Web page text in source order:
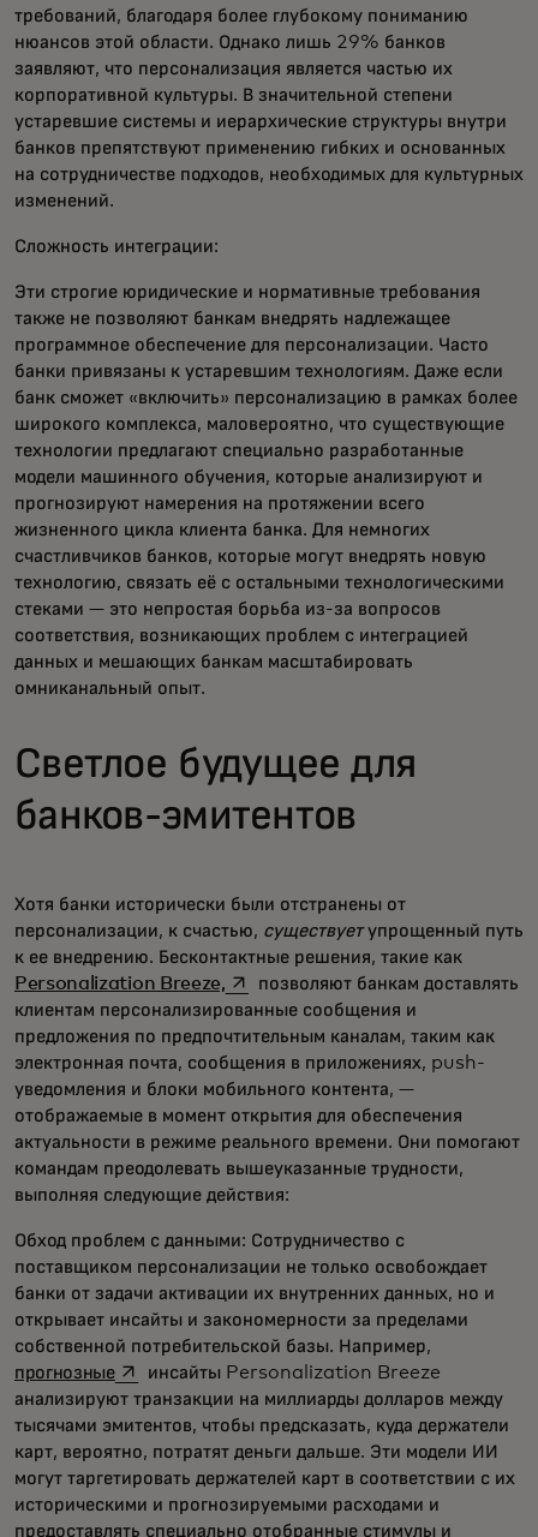
требований, благодаря более глубокому пониманию
нюансов этой области. Однако лишь 29% банков
заявляют, что персонализация является частью их
корпоративной культуры. В значительной степени
устаревшие системы и иерархические структуры внутри
банков препятствуют применению гибких и основанных
на сотрудничестве подходов, необходимых для культурных
изменений.
Сложность интеграции:
Эти строгие юридические и нормативные требования
также не позволяют банкам внедрять надлежащее
программное обеспечение для персонализации. Часто
банки привязаны к устаревшим технологиям. Даже если
банк сможет «включить» персонализацию в рамках более
широкого комплекса, маловероятно, что существующие
технологии предлагают специально разработанные
модели машинного обучения, которые анализируют и
прогнозируют намерения на протяжении всего
жизненного цикла клиента банка. Для немногих
счастливчиков банков, которые могут внедрять новую
технологию, связать её с остальными технологическими
стеками — это непростая борьба из-за вопросов
соответствия, возникающих проблем с интеграцией
данных и мешающих банкам масштабировать
омниканальный опыт.
Светлое будущее для
банков-эмитентов
Хотя банки исторически были отстранены от
персонализации, к счастью, существуетупрощенный путь
к ее внедрению. Бесконтактные решения, такие как
Personalization Breeze, opens in a new tab
позволяют банкам доставлять
клиентам персонализированные сообщения и
предложения по предпочтительным каналам, таким как
электронная почта, сообщения в приложениях, push-
уведомления и блоки мобильного контента, —
отображаемые в момент открытия для обеспечения
актуальности в режиме реального времени. Они помогают
командам преодолевать вышеуказанные трудности,
выполняя следующие действия:
Обход проблем с данными: Сотрудничество с
поставщиком персонализации не только освобождает
банки от задачи активации их внутренних данных, но и
открывает инсайты и закономерности за пределами
собственной потребительской базы. Например,
прогнозныеopens in a new tab
инсайты Personalization Breeze
анализируют транзакции на миллиарды долларов между
тысячами эмитентов, чтобы предсказать, куда держатели
карт, вероятно, потратят деньги дальше. Эти модели ИИ
могут таргетировать держателей карт в соответствии с их
историческими и прогнозируемыми расходами и
предоставлять специально отобранные стимулы и